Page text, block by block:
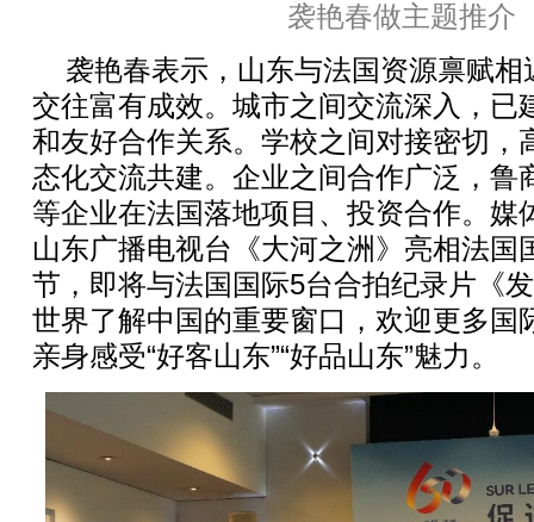
袭艳春做主题推介
袭艳春表示，山东与法国资源禀赋
交往富有成效。城市之间交流深入，已
和友好合作关系。学校之间对接密切，
态化交流共建。企业之间合作广泛，鲁
等企业在法国落地项目、投资合作。媒
山东广播电视台《大河之洲》亮相法国
节，即将与法国国际5台合拍纪录片《
世界了解中国的重要窗口，欢迎更多国
亲身感受“好客山东”“好品山东”魅力。